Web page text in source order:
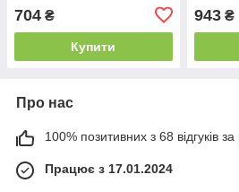
704 ₴
Купити
943₴
Про нас
100% позитивних з 68 відгуків за
Працює з 17.01.2024